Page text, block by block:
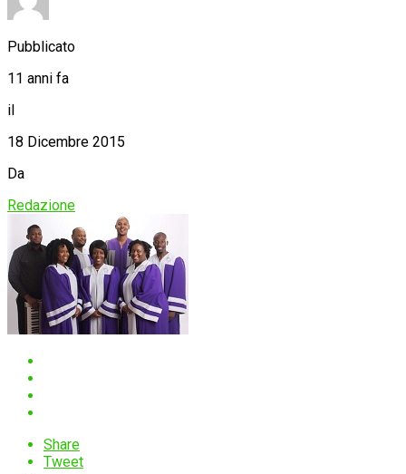
Pubblicato
11 anni fa
il
18 Dicembre 2015
Da
Redazione
Share
Tweet